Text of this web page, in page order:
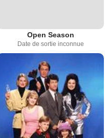
Open Season
Date de sortie inconnue